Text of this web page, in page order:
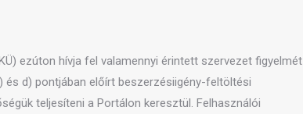
ezúton hívja fel valamennyi érintett szervezet figyelmét
és d) pontjában előírt beszerzésiigény-feltöltési
teljesíteni a Portálon keresztül. Felhasználói